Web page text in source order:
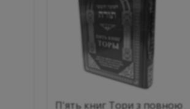
П'ять книг Тори з повною